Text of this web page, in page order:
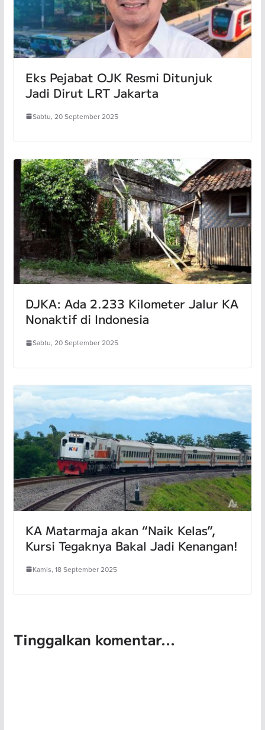
Eks Pejabat OJK Resmi Ditunjuk
Jadi Dirut LRT Jakarta
Sabtu, 20 September 2025
DJKA: Ada 2.233 Kilometer Jalur KA
Nonaktif di Indonesia
Sabtu, 20 September 2025
KA Matarmaja akan “Naik Kelas”,
Kursi Tegaknya Bakal Jadi Kenangan!
Kamis, 18 September 2025
Tinggalkan komentar...